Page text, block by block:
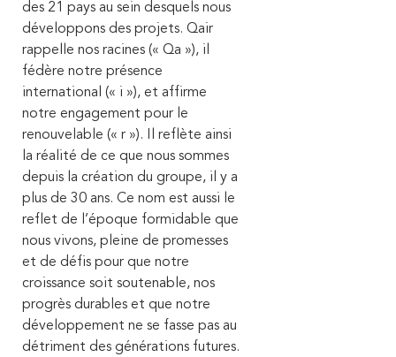
des 21 pays au sein desquels nous
développons des projets. Qair
rappelle nos racines (« Qa »), il
fédère notre présence
international (« i »), et affirme
notre engagement pour le
renouvelable (« r »). Il reflète ainsi
la réalité de ce que nous sommes
depuis la création du groupe, il y a
plus de 30 ans. Ce nom est aussi le
reflet de l’époque formidable que
nous vivons, pleine de promesses
et de défis pour que notre
croissance soit soutenable, nos
progrès durables et que notre
développement ne se fasse pas au
détriment des générations futures.